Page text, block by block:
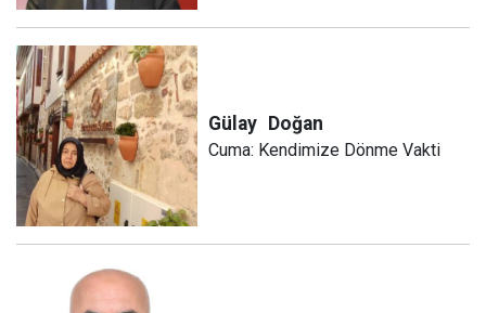
Gülay Doğan
Cuma: Kendimize Dönme Vakti